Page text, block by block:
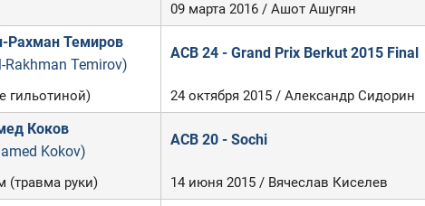
09 марта 2016 / Ашот Ашугян
Рахман Темиров
Rakhman Temirov)
ACB 24 - Grand Prix Berkut 2015 Final
гильотиной) 24 октября 2015 / Александр Сидорин
Коков
Kokov)
ACB 20 - Sochi
(травма руки) 14 июня 2015 / Вячеслав Киселев